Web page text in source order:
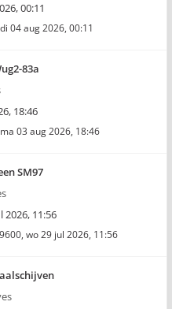
00:11
di 04 aug 2026, 00:11
83a
18:46
ma 03 aug 2026, 18:46
SM97
2026, 11:56
, wo 29 jul 2026, 11:56